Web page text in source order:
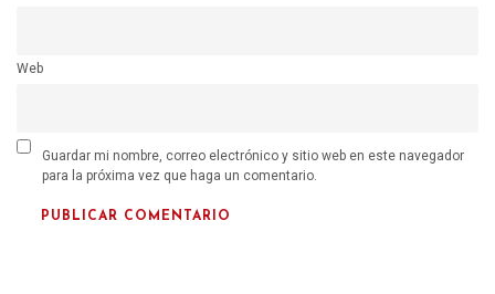
Web
Guardar mi nombre, correo electrónico y sitio web en este navegador
para la próxima vez que haga un comentario.